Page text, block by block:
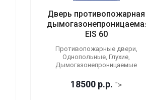
Дверь противопожарная
дымогазонепроницаемая
EIS 60
Противопожарные двери,
Однопольные, Глухие,
Дымогазонепроницаемые
18500 р.р. ">